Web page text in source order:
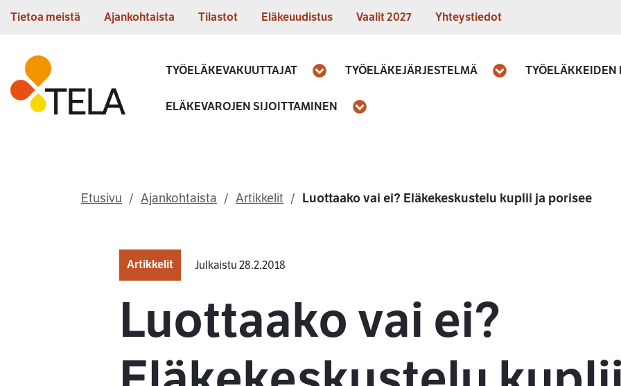
Siirry sisältöön
Tietoa meistä Ajankohtaista Tilastot Eläkeuudistus Vaalit 2027 Yhteystiedot
Etusivu
TYÖELÄKEVAKUUTTAJAT Avaa TYÖELÄKEJÄRJESTELMÄ Avaa TYÖELÄKKEIDEN
ELÄKEVAROJEN SIJOITTAMINEN Avaa
Etusivu Ajankohtaista Artikkelit Luottaako vai ei? Eläkekeskustelu kuplii ja porisee
Artikkelit Julkaistu 28.2.2018
Luottaako vai ei?